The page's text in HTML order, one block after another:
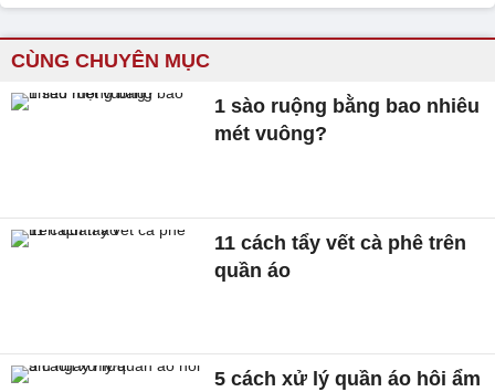
CÙNG CHUYÊN MỤC
1 sào ruộng bằng bao nhiêu
mét vuông?
11 cách tẩy vết cà phê trên
quần áo
5 cách xử lý quần áo hôi ẩm